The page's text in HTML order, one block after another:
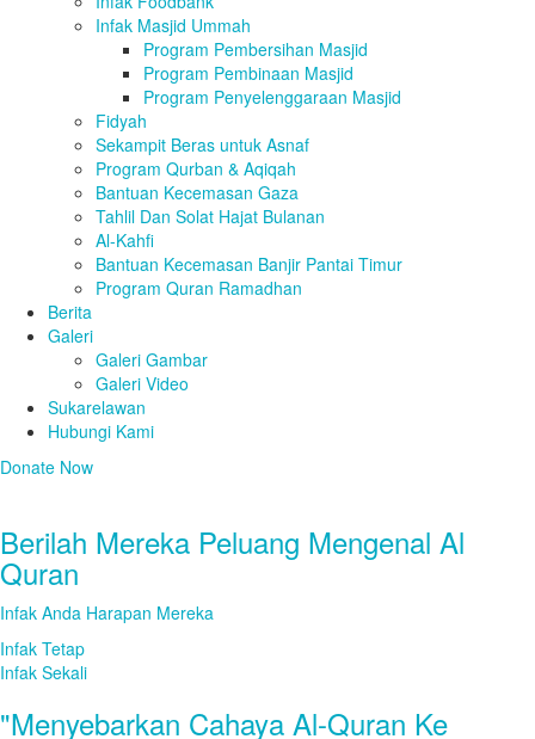
Infak Masjid Ummah
Program Pembersihan Masjid
Program Pembinaan Masjid
Program Penyelenggaraan Masjid
Fidyah
Sekampit Beras untuk Asnaf
Program Qurban & Aqiqah
Bantuan Kecemasan Gaza
Tahlil Dan Solat Hajat Bulanan
Al-Kahfi
Bantuan Kecemasan Banjir Pantai Timur
Program Quran Ramadhan
Berita
Galeri
Galeri Gambar
Galeri Video
Sukarelawan
Hubungi Kami
Donate Now
Berilah Mereka Peluang Mengenal Al
Quran
Infak Anda Harapan Mereka
Infak Tetap
Infak Sekali
"Menyebarkan Cahaya Al-Quran Ke